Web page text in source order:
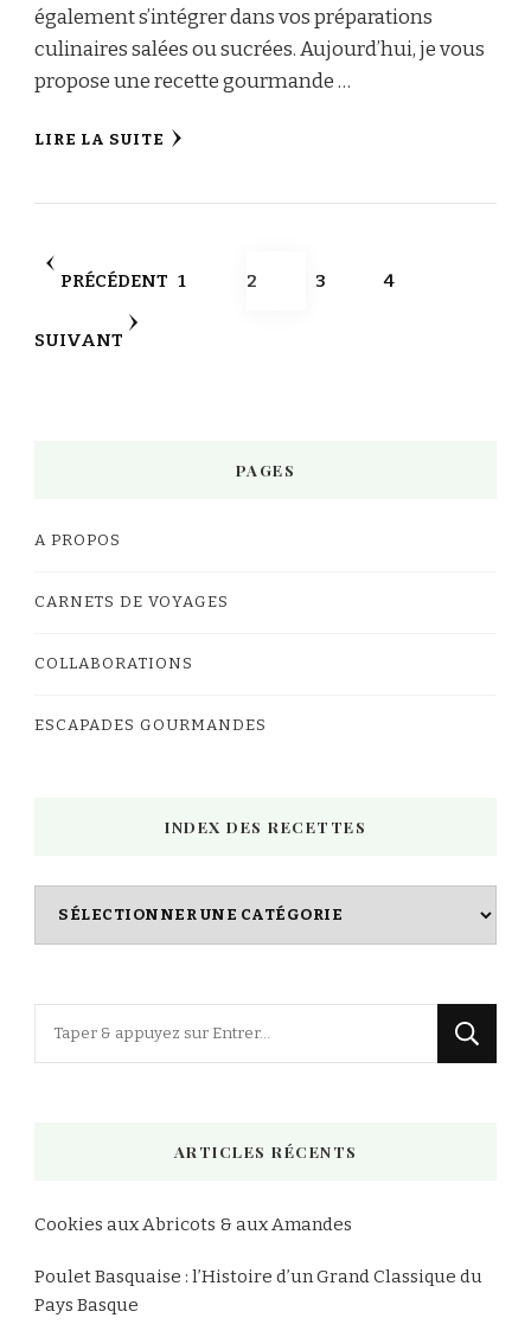
également s’intégrer dans vos préparations
culinaires salées ou sucrées. Aujourd’hui, je vous
propose une recette gourmande …
LIRE LA SUITE
Pagination
publications
PRÉCÉDENT PAGE
1 PAGE
2 PAGE
3 PAGE
4
SUIVANT
PAGES
A PROPOS
CARNETS DE VOYAGES
COLLABORATIONS
ESCAPADES GOURMANDES
INDEX DES RECETTES
Index
ARTICLES RÉCENTS
Cookies aux Abricots & aux Amandes
Poulet Basquaise : l’Histoire d’un Grand Classique du
Pays Basque